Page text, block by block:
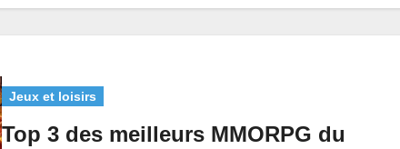
Jeux et loisirs
Top 3 des meilleurs MMORPG du